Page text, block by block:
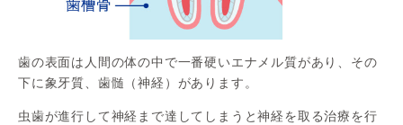
歯の表面は人間の体の中で一番硬いエナメル質があり、その
下に象牙質、歯髄（神経）があります。
虫歯が進行して神経まで達してしまうと神経を取る治療を行